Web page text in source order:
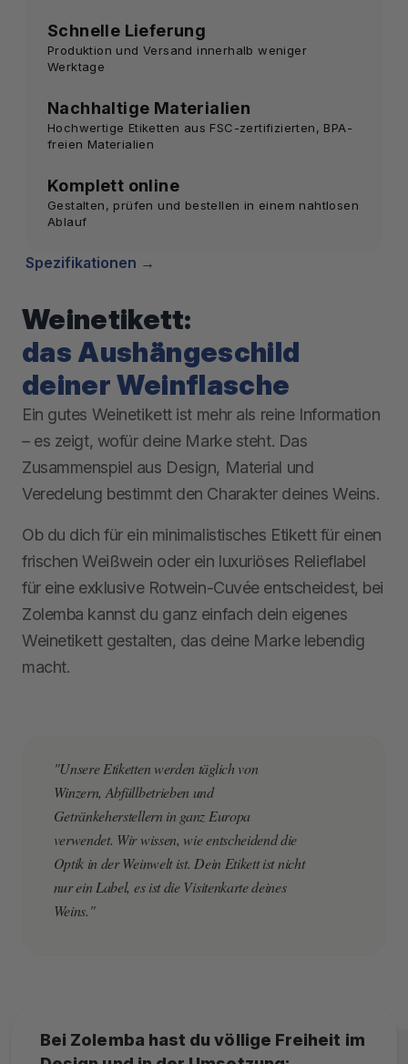
Schnelle Lieferung
Produktion und Versand innerhalb weniger
Werktage
Nachhaltige Materialien
Hochwertige Etiketten aus FSC-zertifizierten, BPA-
freien Materialien
Komplett online
Gestalten, prüfen und bestellen in einem nahtlosen
Ablauf
Spezifikationen
Weinetikett:
das Aushängeschild
deiner Weinflasche
Ein gutes Weinetikett ist mehr als reine Information
– es zeigt, wofür deine Marke steht. Das
Zusammenspiel aus Design, Material und
Veredelung bestimmt den Charakter deines Weins.
Ob du dich für ein minimalistisches Etikett für einen
frischen Weißwein oder ein luxuriöses Relieflabel
für eine exklusive Rotwein-Cuvée entscheidest, bei
Zolemba kannst du ganz einfach dein eigenes
Weinetikett gestalten, das deine Marke lebendig
macht.
"Unsere Etiketten werden täglich von
Winzern, Abfüllbetrieben und
Getränkeherstellern in ganz Europa
verwendet. Wir wissen, wie entscheidend die
Optik in der Weinwelt ist. Dein Etikett ist nicht
nur ein Label, es ist die Visitenkarte deines
Weins."
Bei Zolemba hast du völlige Freiheit im